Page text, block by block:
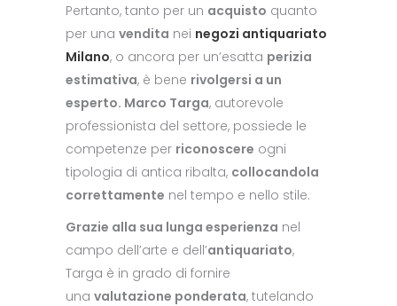
Pertanto, tanto per un acquisto quanto
per una vendita nei negozi antiquariato
Milano, o ancora per un’esatta perizia
estimativa, è bene rivolgersi a un
esperto. Marco Targa, autorevole
professionista del settore, possiede le
competenze per riconoscere ogni
tipologia di antica ribalta, collocandola
correttamente nel tempo e nello stile.
Grazie alla sua lunga esperienza nel
campo dell’arte e dell’antiquariato,
Targa è in grado di fornire
una valutazione ponderata, tutelando